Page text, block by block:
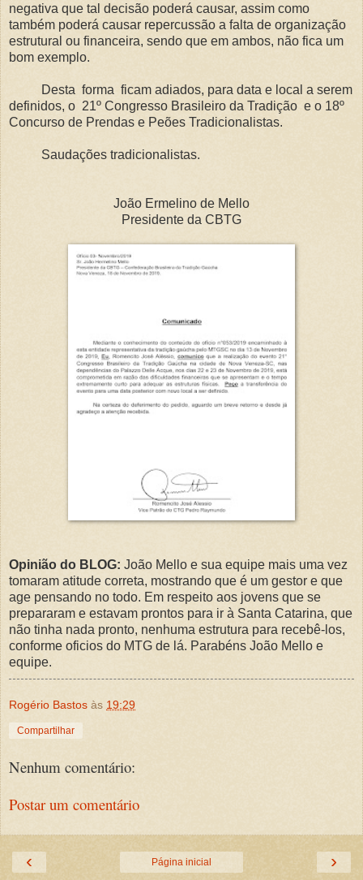
negativa que tal decisão poderá causar, assim como
também poderá causar repercussão a falta de organização
estrutural ou financeira, sendo que em ambos, não fica um
bom exemplo.
Desta forma ficam adiados, para data e local a serem
definidos, o 21º Congresso Brasileiro da Tradição e o 18º
Concurso de Prendas e Peões Tradicionalistas.
Saudações tradicionalistas.
João Ermelino de Mello
Presidente da CBTG
Opinião do BLOG: João Mello e sua equipe mais uma vez
tomaram atitude correta, mostrando que é um gestor e que
age pensando no todo. Em respeito aos jovens que se
prepararam e estavam prontos para ir à Santa Catarina, que
não tinha nada pronto, nenhuma estrutura para recebê-los,
conforme oficios do MTG de lá. Parabéns João Mello e
equipe.
Rogério Bastos às 19:29
Compartilhar
Nenhum comentário:
Postar um comentário
‹ ›
Página inicial